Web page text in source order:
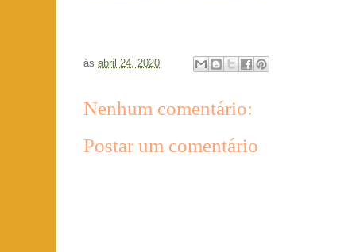
às abril 24, 2020
Nenhum comentário:
Postar um comentário